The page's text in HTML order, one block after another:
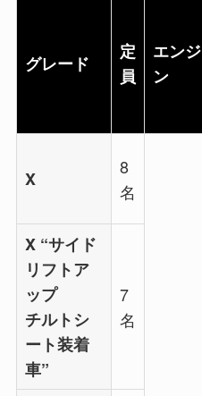
グレード
定
員
エンジ
ン
X
8
名
X “サイド
リフトア
ップ
チルトシ
ート装着
車”
7
名